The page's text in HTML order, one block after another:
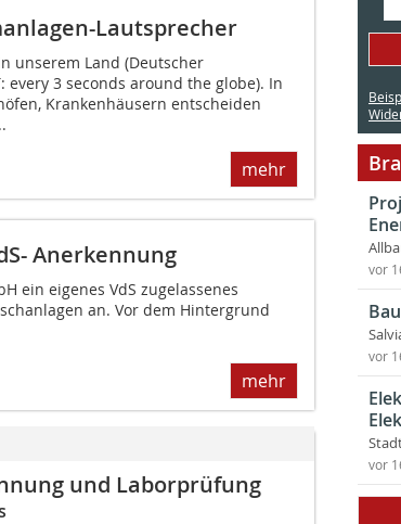
Lautsprecher
unserem Land (Deutscher
every 3 seconds around the globe). In
Krankenhäusern entscheiden
mehr
Anerkennung
ein eigenes VdS zugelassenes
an. Vor dem Hintergrund
mehr
und Laborprüfung
vor
vor
vor